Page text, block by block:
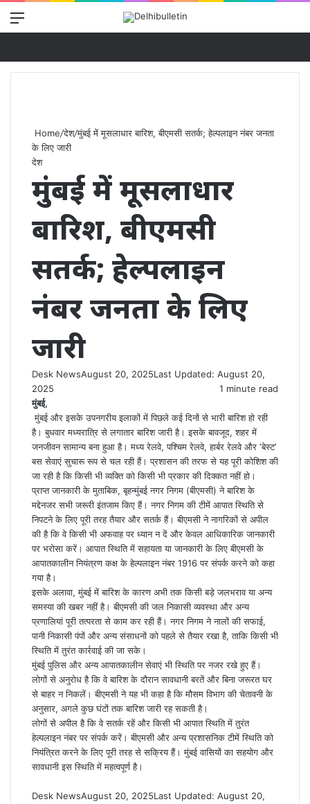
Menu
Home/देश/मुंबई में मूसलाधार बारिश, बीएमसी सतर्क; हेल्पलाइन नंबर जनता
के लिए जारी
देश
मुंबई में मूसलाधार
बारिश, बीएमसी
सतर्क; हेल्पलाइन
नंबर जनता के लिए
जारी
Desk NewsAugust 20, 2025Last Updated: August 20,
2025
1 minute read
मुंबई,
मुंबई और इसके उपनगरीय इलाकों में पिछले कई दिनों से भारी बारिश हो रही
है। बुधवार मध्यरात्रि से लगातार बारिश जारी है। इसके बावजूद, शहर में
जनजीवन सामान्य बना हुआ है। मध्य रेलवे, पश्चिम रेलवे, हार्बर रेलवे और ‘बेस्ट’
बस सेवाएं सुचारू रूप से चल रही हैं। प्रशासन की तरफ से यह पूरी कोशिश की
जा रही है कि किसी भी व्यक्ति को किसी भी प्रकार की दिक्कत नहीं हो।
प्राप्त जानकारी के मुताबिक, बृहन्मुंबई नगर निगम (बीएमसी) ने बारिश के
मद्देनजर सभी जरूरी इंतजाम किए हैं। नगर निगम की टीमें आपात स्थिति से
निपटने के लिए पूरी तरह तैयार और सतर्क हैं। बीएमसी ने नागरिकों से अपील
की है कि वे किसी भी अफवाह पर ध्यान न दें और केवल आधिकारिक जानकारी
पर भरोसा करें। आपात स्थिति में सहायता या जानकारी के लिए बीएमसी के
आपातकालीन नियंत्रण कक्ष के हेल्पलाइन नंबर 1916 पर संपर्क करने को कहा
गया है।
इसके अलावा, मुंबई में बारिश के कारण अभी तक किसी बड़े जलभराव या अन्य
समस्या की खबर नहीं है। बीएमसी की जल निकासी व्यवस्था और अन्य
प्रणालियां पूरी तत्परता से काम कर रही हैं। नगर निगम ने नालों की सफाई,
पानी निकासी पंपों और अन्य संसाधनों को पहले से तैयार रखा है, ताकि किसी भी
स्थिति में तुरंत कार्रवाई की जा सके।
मुंबई पुलिस और अन्य आपातकालीन सेवाएं भी स्थिति पर नजर रखे हुए हैं।
लोगों से अनुरोध है कि वे बारिश के दौरान सावधानी बरतें और बिना जरूरत घर
से बाहर न निकलें। बीएमसी ने यह भी कहा है कि मौसम विभाग की चेतावनी के
अनुसार, अगले कुछ घंटों तक बारिश जारी रह सकती है।
लोगों से अपील है कि वे सतर्क रहें और किसी भी आपात स्थिति में तुरंत
हेल्पलाइन नंबर पर संपर्क करें। बीएमसी और अन्य प्रशासनिक टीमें स्थिति को
नियंत्रित करने के लिए पूरी तरह से सक्रिय हैं। मुंबई वासियों का सहयोग और
सावधानी इस स्थिति में महत्वपूर्ण है।
Desk NewsAugust 20, 2025Last Updated: August 20,